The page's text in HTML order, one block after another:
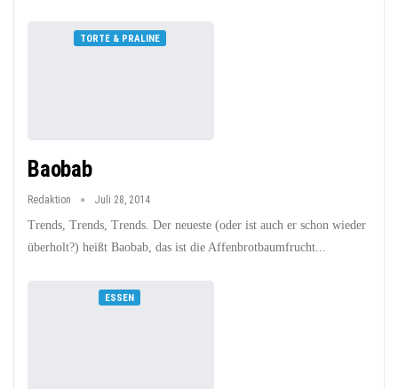
TORTE & PRALINE
Baobab
Redaktion Juli 28, 2014
Trends, Trends, Trends. Der neueste (oder ist auch er schon wieder
überholt?) heißt Baobab, das ist die Affenbrotbaumfrucht...
ESSEN